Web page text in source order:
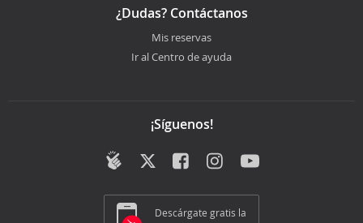
¿Dudas? Contáctanos
Mis reservas
Ir al Centro de ayuda
¡Síguenos!
Descárgate gratis la